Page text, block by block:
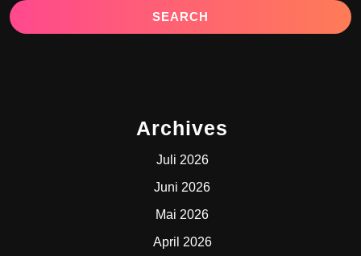
Archives
Juli 2026
Juni 2026
Mai 2026
April 2026